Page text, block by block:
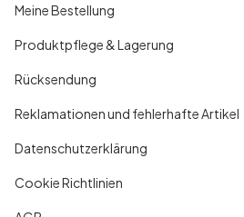
Meine Bestellung
Produktpflege & Lagerung
Rücksendung
Reklamationen und fehlerhafte Artikel
Datenschutzerklärung
Cookie Richtlinien